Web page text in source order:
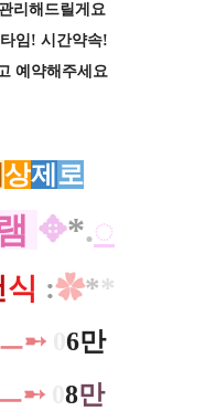
리해드릴게요
임! 시간약속!
예약해주세요
상제 로
✥*.◌
식 :✿**
ㅡ➸
6만
ㅡ➸ 8만